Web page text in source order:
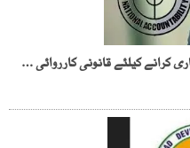
اراضی الاٹمنٹ کیس ، نواز شریف کو اشتہاری کرانے کیلئے قانونی کارروائی شروع